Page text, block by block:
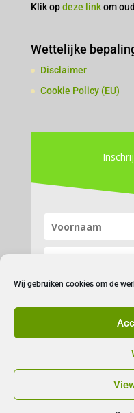
Wij gebruiken cookies om de
Klik opdeze linkom
Wettelijke
Disclaimer
Cookie Policy (EU)